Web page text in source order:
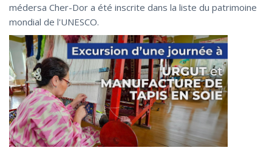
médersa Cher-Dor a été inscrite dans la liste du patrimoine
mondial de l'UNESCO.